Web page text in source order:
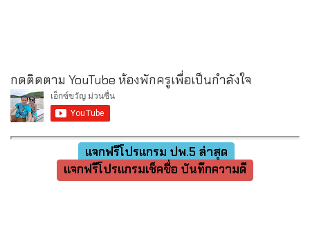
กดติดตาม YouTube ห้องพักครูเพื่อเป็นกำลังใจ
แจกฟรีโปรแกรม ปพ.5 ล่าสุด
แจกฟรีโปรแกรมเช็คชื่อ บันทึกความดี